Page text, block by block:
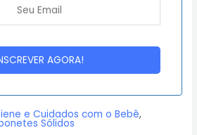
e Cuidados com o Bebê,
Sólidos